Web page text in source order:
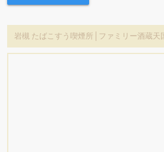
岩槻 たばこすう喫煙所│ファミリー酒蔵天